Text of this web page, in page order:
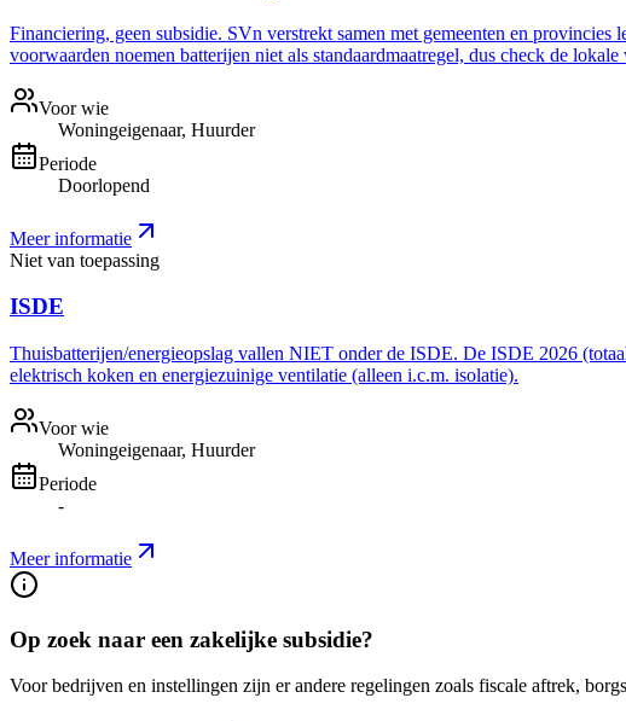
Financiering, geen subsidie. SVn verstrekt samen met gemeenten en
voorwaarden noemen batterijen niet als standaardmaatregel, dus check de
Voor wie
Woningeigenaar, Huurder
Periode
Doorlopend
Meer informatie
Niet van toepassing
ISDE
Thuisbatterijen/energieopslag vallen NIET onder de ISDE. De ISDE 2026
elektrisch koken en energiezuinige ventilatie (alleen i.c.m. isolatie).
Voor wie
Woningeigenaar, Huurder
Periode
-
Meer informatie
Op zoek naar een zakelijke subsidie?
Voor bedrijven en instellingen zijn er andere regelingen zoals fiscale aftrek,